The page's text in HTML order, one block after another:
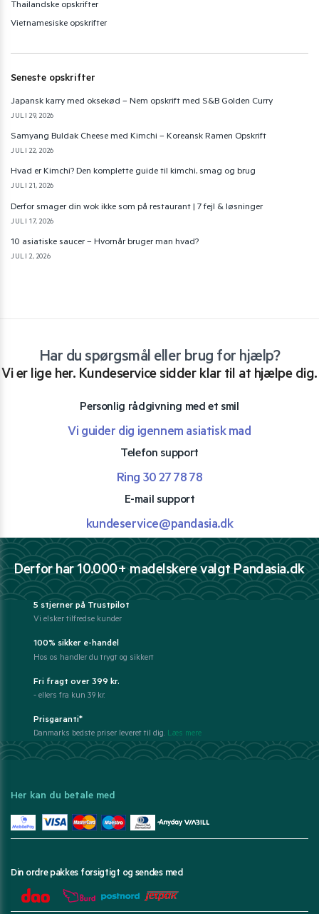
Thailandske opskrifter
Vietnamesiske opskrifter
Seneste opskrifter
Japansk karry med oksekød – Nem opskrift med S&B Golden Curry
JULI 29, 2026
Samyang Buldak Cheese med Kimchi – Koreansk Ramen Opskrift
JULI 22, 2026
Hvad er Kimchi? Den komplette guide til kimchi, smag og brug
JULI 21, 2026
Derfor smager din wok ikke som på restaurant | 7 fejl & løsninger
JULI 17, 2026
10 asiatiske saucer – Hvornår bruger man hvad?
JULI 2, 2026
Har du spørgsmål eller brug for hjælp?
Vi er lige her. Kundeservice sidder klar til at hjælpe dig.
Personlig rådgivning med et smil
Vi guider dig igennem asiatisk mad
Telefon support
Ring 30 27 78 78
E-mail support
kundeservice@pandasia.dk
Derfor har 10.000+ madelskere valgt Pandasia.dk
5 stjerner på Trustpilot
Vi elsker tilfredse kunder
100% sikker e-handel
Hos os handler du trygt og sikkert
Fri fragt over 399 kr.
- ellers fra kun 39 kr.
Prisgaranti*
Danmarks bedste priser leveret til dig. Læs mere
Her kan du betale med
Din ordre pakkes forsigtigt og sendes med